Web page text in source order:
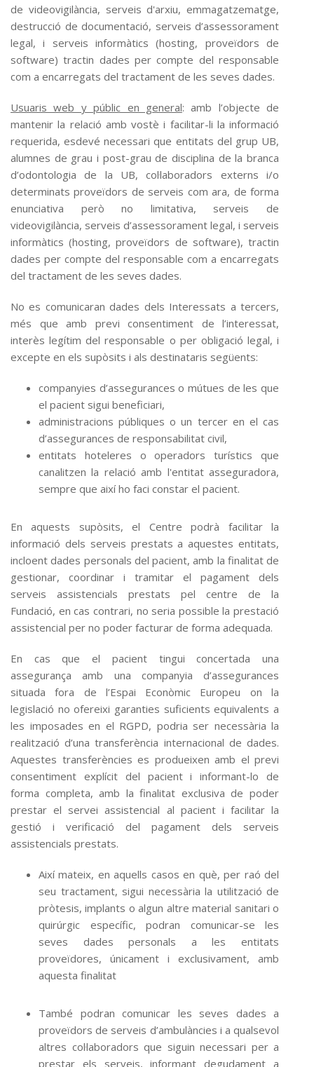
de videovigilància, serveis d'arxiu, emmagatzematge,
destrucció de documentació, serveis d’assessorament
legal, i serveis informàtics (hosting, proveïdors de
software) tractin dades per compte del responsable
com a encarregats del tractament de les seves dades.
Usuaris web y públic en general: amb l’objecte de
mantenir la relació amb vostè i facilitar-li la informació
requerida, esdevé necessari que entitats del grup UB,
alumnes de grau i post-grau de disciplina de la branca
d’odontologia de la UB, col·laboradors externs i/o
determinats proveïdors de serveis com ara, de forma
enunciativa però no limitativa, serveis de
videovigilància, serveis d’assessorament legal, i serveis
informàtics (hosting, proveïdors de software), tractin
dades per compte del responsable com a encarregats
del tractament de les seves dades.
No es comunicaran dades dels Interessats a tercers,
més que amb previ consentiment de l’interessat,
interès legítim del responsable o per obligació legal, i
excepte en els supòsits i als destinataris següents:
companyies d’assegurances o mútues de les que
el pacient sigui beneficiari,
administracions públiques o un tercer en el cas
d’assegurances de responsabilitat civil,
entitats hoteleres o operadors turístics que
canalitzen la relació amb l'entitat asseguradora,
sempre que així ho faci constar el pacient.
En aquests supòsits, el Centre podrà facilitar la
informació dels serveis prestats a aquestes entitats,
incloent dades personals del pacient, amb la finalitat de
gestionar, coordinar i tramitar el pagament dels
serveis assistencials prestats pel centre de la
Fundació, en cas contrari, no seria possible la prestació
assistencial per no poder facturar de forma adequada.
En cas que el pacient tingui concertada una
assegurança amb una companyia d’assegurances
situada fora de l’Espai Econòmic Europeu on la
legislació no ofereixi garanties suficients equivalents a
les imposades en el RGPD, podria ser necessària la
realització d’una transferència internacional de dades.
Aquestes transferències es produeixen amb el previ
consentiment explícit del pacient i informant-lo de
forma completa, amb la finalitat exclusiva de poder
prestar el servei assistencial al pacient i facilitar la
gestió i verificació del pagament dels serveis
assistencials prestats.
Així mateix, en aquells casos en què, per raó del
seu tractament, sigui necessària la utilització de
pròtesis, implants o algun altre material sanitari o
quirúrgic específic, podran comunicar-se les
seves dades personals a les entitats
proveïdores, únicament i exclusivament, amb
aquesta finalitat
També podran comunicar les seves dades a
proveïdors de serveis d’ambulàncies i a qualsevol
altres col·laboradors que siguin necessari per a
prestar els serveis, informant degudament a